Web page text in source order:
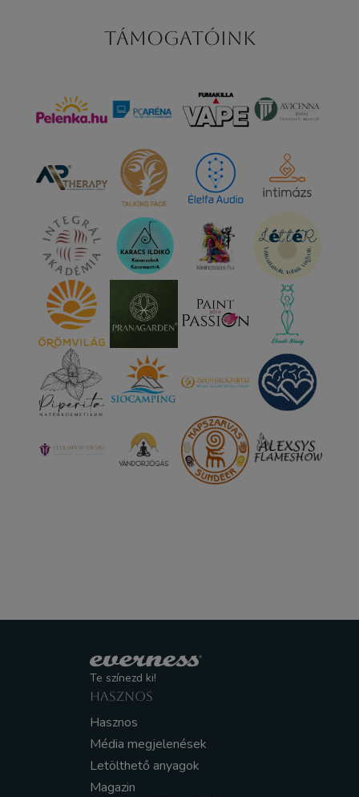
Támogatóink
Te színezd ki!
HASZNOS
Hasznos
Média megjelenések
Letölthető anyagok
Magazin